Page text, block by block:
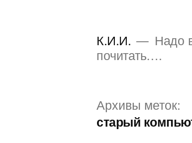
К.И.И.
Надо
почитать….
Архивы меток:
старый